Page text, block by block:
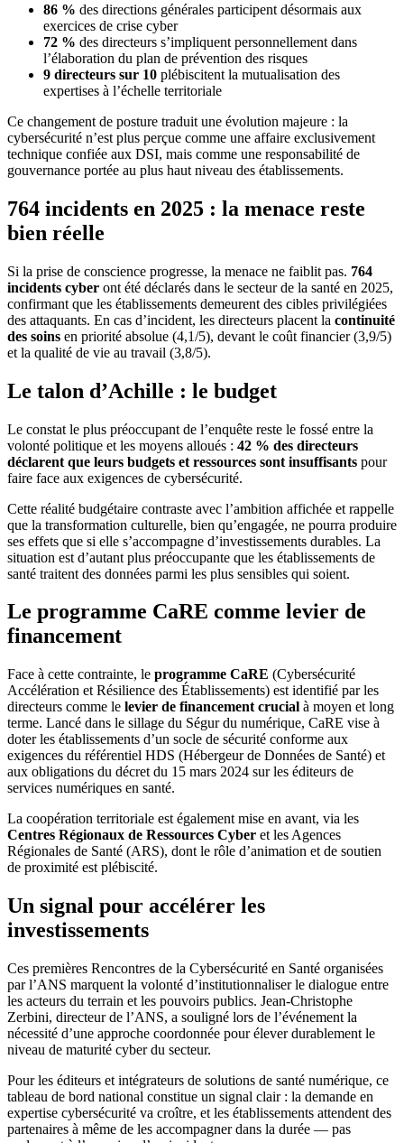
86 % des directions générales participent désormais aux
exercices de crise cyber
72 % des directeurs s’impliquent personnellement dans
l’élaboration du plan de prévention des risques
9 directeurs sur 10 plébiscitent la mutualisation des
expertises à l’échelle territoriale
Ce changement de posture traduit une évolution majeure : la
cybersécurité n’est plus perçue comme une affaire exclusivement
technique confiée aux DSI, mais comme une responsabilité de
gouvernance portée au plus haut niveau des établissements.
764 incidents en 2025 : la menace reste
bien réelle
Si la prise de conscience progresse, la menace ne faiblit pas. 764
incidents cyber ont été déclarés dans le secteur de la santé en 2025,
confirmant que les établissements demeurent des cibles privilégiées
des attaquants. En cas d’incident, les directeurs placent la continuité
des soins en priorité absolue (4,1/5), devant le coût financier (3,9/5)
et la qualité de vie au travail (3,8/5).
Le talon d’Achille : le budget
Le constat le plus préoccupant de l’enquête reste le fossé entre la
volonté politique et les moyens alloués : 42 % des directeurs
déclarent que leurs budgets et ressources sont insuffisants pour
faire face aux exigences de cybersécurité.
Cette réalité budgétaire contraste avec l’ambition affichée et rappelle
que la transformation culturelle, bien qu’engagée, ne pourra produire
ses effets que si elle s’accompagne d’investissements durables. La
situation est d’autant plus préoccupante que les établissements de
santé traitent des données parmi les plus sensibles qui soient.
Le programme CaRE comme levier de
financement
Face à cette contrainte, le programme CaRE (Cybersécurité
Accélération et Résilience des Établissements) est identifié par les
directeurs comme le levier de financement crucial à moyen et long
terme. Lancé dans le sillage du Ségur du numérique, CaRE vise à
doter les établissements d’un socle de sécurité conforme aux
exigences du référentiel HDS (Hébergeur de Données de Santé) et
aux obligations du décret du 15 mars 2024 sur les éditeurs de
services numériques en santé.
La coopération territoriale est également mise en avant, via les
Centres Régionaux de Ressources Cyber et les Agences
Régionales de Santé (ARS), dont le rôle d’animation et de soutien
de proximité est plébiscité.
Un signal pour accélérer les
investissements
Ces premières Rencontres de la Cybersécurité en Santé organisées
par l’ANS marquent la volonté d’institutionnaliser le dialogue entre
les acteurs du terrain et les pouvoirs publics. Jean-Christophe
Zerbini, directeur de l’ANS, a souligné lors de l’événement la
nécessité d’une approche coordonnée pour élever durablement le
niveau de maturité cyber du secteur.
Pour les éditeurs et intégrateurs de solutions de santé numérique, ce
tableau de bord national constitue un signal clair : la demande en
expertise cybersécurité va croître, et les établissements attendent des
partenaires à même de les accompagner dans la durée — pas